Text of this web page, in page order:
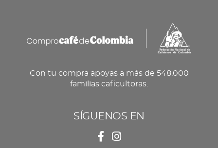
Con tu compra apoyas a más de 548.000
familias caficultoras.
SÍGUENOS EN